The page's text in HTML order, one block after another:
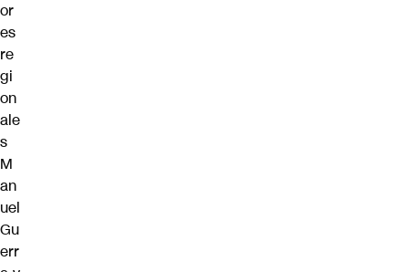
or
es
re
gi
on
ale
s
M
an
uel
Gu
err